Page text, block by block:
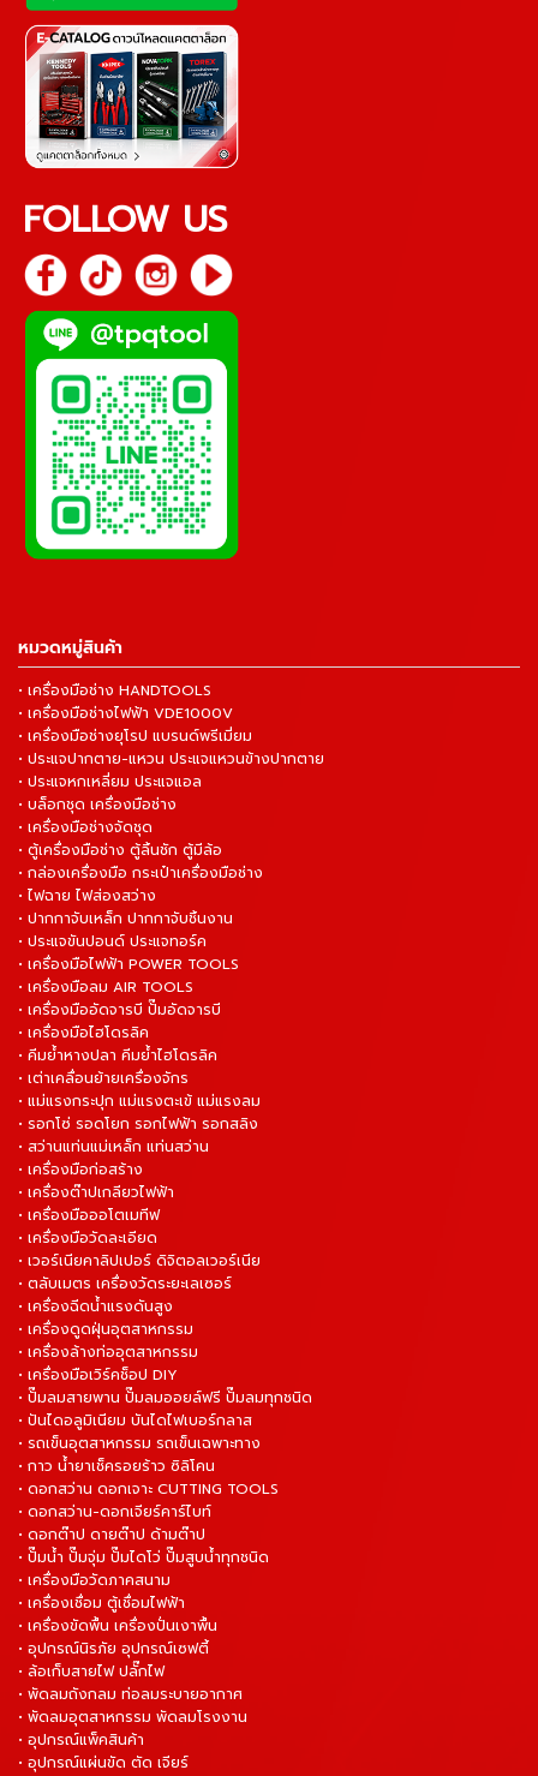
FOLLOW US
หมวดหมู่สินค้า
• เครื่องมือช่าง HANDTOOLS
• เครื่องมือช่างไฟฟ้า VDE1000V
• เครื่องมือช่างยุโรป แบรนด์พรีเมี่ยม
• ประแจปากตาย-แหวน ประแจแหวนข้างปากตาย
• ประแจหกเหลี่ยม ประแจแอล
• บล็อกชุด เครื่องมือช่าง
• เครื่องมือช่างจัดชุด
• ตู้เครื่องมือช่าง ตู้ลิ้นชัก ตู้มีล้อ
• กล่องเครื่องมือ กระเป๋าเครื่องมือช่าง
• ไฟฉาย ไฟส่องสว่าง
• ปากกาจับเหล็ก ปากกาจับชิ้นงาน
• ประแจขันปอนด์ ประแจทอร์ค
• เครื่องมือไฟฟ้า POWER TOOLS
• เครื่องมือลม AIR TOOLS
• เครื่องมืออัดจารบี ปั๊มอัดจารบี
• เครื่องมือไฮโดรลิค
• คีมย้ำหางปลา คีมย้ำไฮโดรลิค
• เต่าเคลื่อนย้ายเครื่องจักร
• แม่แรงกระปุก แม่แรงตะเข้ แม่แรงลม
• รอกโซ่ รอดโยก รอกไฟฟ้า รอกสลิง
• สว่านแท่นแม่เหล็ก แท่นสว่าน
• เครื่องมือก่อสร้าง
• เครื่องต๊าปเกลียวไฟฟ้า
• เครื่องมือออโตเมทีฟ
• เครื่องมือวัดละเอียด
• เวอร์เนียคาลิปเปอร์ ดิจิตอลเวอร์เนีย
• ตลับเมตร เครื่องวัดระยะเลเซอร์
• เครื่องฉีดน้ำแรงดันสูง
• เครื่องดูดฝุ่นอุตสาหกรรม
• เครื่องล้างท่ออุตสาหกรรม
• เครื่องมือเวิร์คช็อป DIY
• ปั๊มลมสายพาน ปั๊มลมออยล์ฟรี ปั๊มลมทุกชนิด
• ปันไดอลูมิเนียม บันไดไฟเบอร์กลาส
• รถเข็นอุตสาหกรรม รถเข็นเฉพาะทาง
• กาว น้ำยาเช็ครอยร้าว ซิลิโคน
• ดอกสว่าน ดอกเจาะ CUTTING TOOLS
• ดอกสว่าน-ดอกเจียร์คาร์ไบท์
• ดอกต๊าป ดายต๊าป ด้ามต๊าป
• ปั๊มน้ำ ปั๊มจุ่ม ปั๊มไดโว่ ปั๊มสูบน้ำทุกชนิด
• เครื่องมือวัดภาคสนาม
• เครื่องเชื่อม ตู้เชื่อมไฟฟ้า
• เครื่องขัดพื้น เครื่องปั่นเงาพื้น
• อุปกรณ์นิรภัย อุปกรณ์เซฟตี้
• ล้อเก็บสายไฟ ปลั๊กไฟ
• พัดลมถังกลม ท่อลมระบายอากาศ
• พัดลมอุตสาหกรรม พัดลมโรงงาน
• อุปกรณ์แพ็คสินค้า
• อุปกรณ์แผ่นขัด ตัด เจียร์